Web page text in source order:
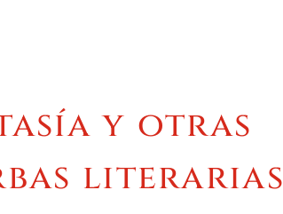
y otras
literarias